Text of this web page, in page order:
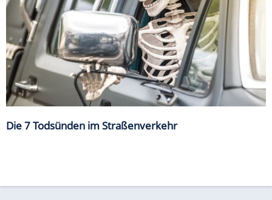
Die 7 Todsünden im Straßenverkehr